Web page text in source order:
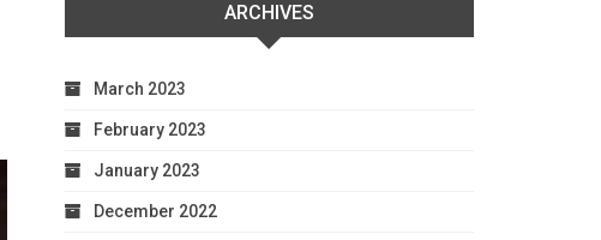
ARCHIVES
March 2023
February 2023
January 2023
December 2022